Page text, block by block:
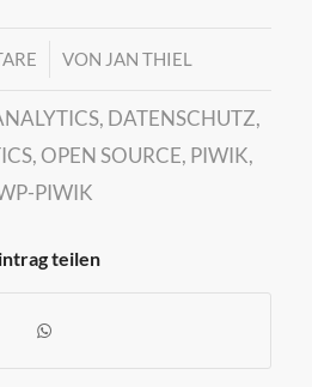
VON JAN THIEL
, DATENSCHUTZ,
, OPEN SOURCE, PIWIK,
PIWIK
teilen